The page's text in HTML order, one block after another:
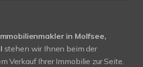
in Molfsee,
stehen wir Ihnen beim der
Verkauf Ihrer Immobilie zur Seite.